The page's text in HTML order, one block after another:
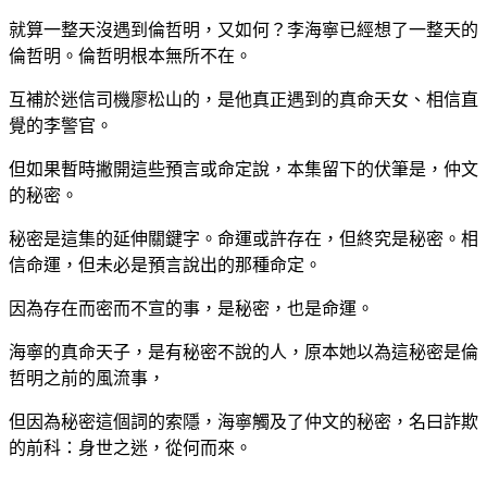
就算一整天沒遇到倫哲明，又如何？李海寧已經想了一整天的
倫哲明。倫哲明根本無所不在。
互補於迷信司機廖松山的，是他真正遇到的真命天女、相信直
覺的李警官。
但如果暫時撇開這些預言或命定說，本集留下的伏筆是，仲文
的秘密。
秘密是這集的延伸關鍵字。命運或許存在，但終究是秘密。相
信命運，但未必是預言說出的那種命定。
因為存在而密而不宣的事，是秘密，也是命運。
海寧的真命天子，是有秘密不說的人，原本她以為這秘密是倫
哲明之前的風流事，
但因為秘密這個詞的索隱，海寧觸及了仲文的秘密，名曰詐欺
的前科：身世之迷，從何而來。